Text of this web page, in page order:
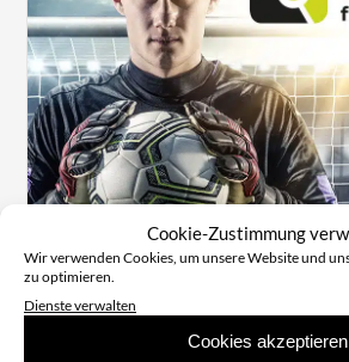
Cookie-Zustimmung
Wir verwenden Cookies, um unsere Website und
zu optimieren.
Dienste verwalten
Cookies akzeptieren
SEO · WEBDESIGN · KI-
Sportfotiopix
Platzierungen für relevante Keywords
Sichtbarkeit in KI-Suchsystemen wie